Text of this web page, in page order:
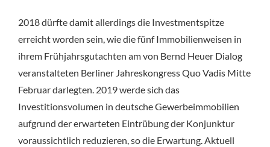
2018 dürfte damit allerdings die Investmentspitze
erreicht worden sein, wie die fünf Immobilienweisen in
ihrem Frühjahrsgutachten am von Bernd Heuer Dialog
veranstalteten Berliner Jahreskongress Quo Vadis Mitte
Februar darlegten. 2019 werde sich das
Investitionsvolumen in deutsche Gewerbeimmobilien
aufgrund der erwarteten Eintrübung der Konjunktur
voraussichtlich reduzieren, so die Erwartung. Aktuell